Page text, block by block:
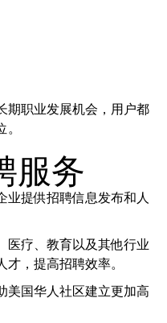
期职业发展机会，用户都
服务
业提供招聘信息发布和人
医疗、教育以及其他行业
，提高招聘效率。
美国华人社区建立更加高